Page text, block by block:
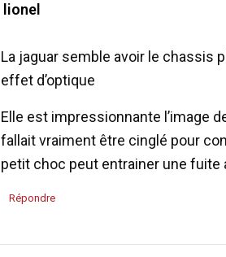
lionel
La jaguar semble avoir le chassis
effet d’optique
Elle est impressionnante l’image
fallait vraiment être cinglé pour
petit choc peut entrainer une fuite
Répondre